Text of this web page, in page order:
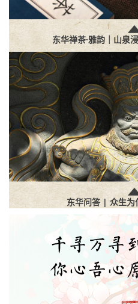
东华禅茶·雅韵｜山泉
东华问答 | 众生为